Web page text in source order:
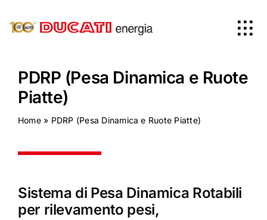
News
PDRP (Pesa Dinamica e Ruote
Piatte)
Home» PDRP (Pesa Dinamica e Ruote Piatte)
Sistema di Pesa Dinamica Rotabili
per rilevamento pesi,